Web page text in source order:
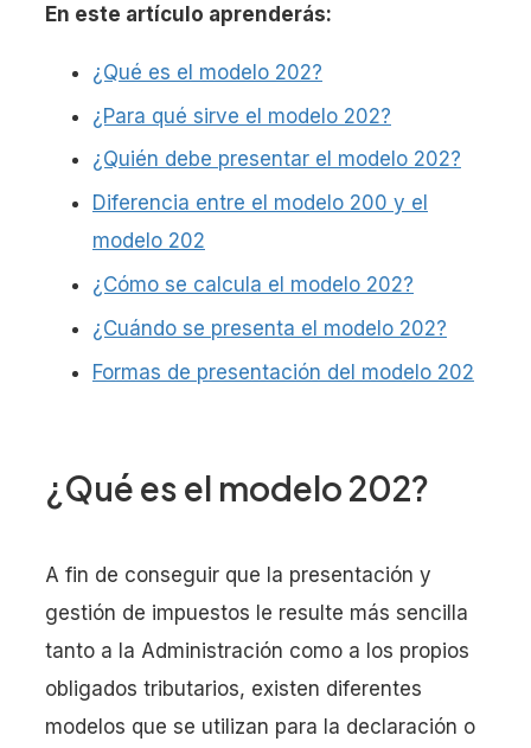
En este artículo aprenderás:
¿Qué es el modelo 202?
¿Para qué sirve el modelo 202?
¿Quién debe presentar el modelo 202?
Diferencia entre el modelo 200 y el
modelo 202
¿Cómo se calcula el modelo 202?
¿Cuándo se presenta el modelo 202?
Formas de presentación del modelo 202
¿Qué es el modelo 202?
A fin de conseguir que la presentación y
gestión de impuestos le resulte más sencilla
tanto a la Administración como a los propios
obligados tributarios, existen diferentes
modelos que se utilizan para la declaración o